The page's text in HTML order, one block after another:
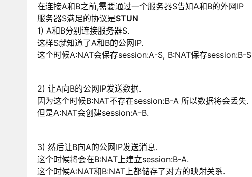
在连接A和B之前,需要通过一个服务器S告知A和B的外网IP
服务器S满足的协议是STUN
1) A和B分别连接服务器S.
这样S就知道了A和B的公网IP.
这个时候A:NAT会保存session:A-S, B:NAT保存session:B-S
2) 让A向B的公网IP发送数据.
因为这个时候B:NAT不存在session:B-A 所以数据将会丢失.
但是A:NAT会创建session:A-B.
3) 然后让B向A的公网IP发送消息.
这个时候将会在B:NAT上建立session:B-A.
这个时候A:NAT和B:NAT上都储存了对方的映射关系.